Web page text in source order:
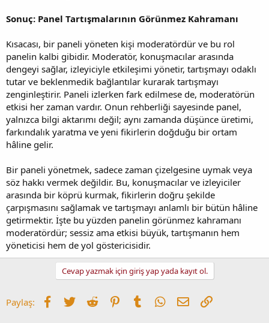
Sonuç: Panel Tartışmalarının Görünmez Kahramanı
Kısacası, bir paneli yöneten kişi moderatördür ve bu rol
panelin kalbi gibidir. Moderatör, konuşmacılar arasında
dengeyi sağlar, izleyiciyle etkileşimi yönetir, tartışmayı odaklı
tutar ve beklenmedik bağlantılar kurarak tartışmayı
zenginleştirir. Paneli izlerken fark edilmese de, moderatörün
etkisi her zaman vardır. Onun rehberliği sayesinde panel,
yalnızca bilgi aktarımı değil; aynı zamanda düşünce üretimi,
farkındalık yaratma ve yeni fikirlerin doğduğu bir ortam
hâline gelir.
Bir paneli yönetmek, sadece zaman çizelgesine uymak veya
söz hakkı vermek değildir. Bu, konuşmacılar ve izleyiciler
arasında bir köprü kurmak, fikirlerin doğru şekilde
çarpışmasını sağlamak ve tartışmayı anlamlı bir bütün hâline
getirmektir. İşte bu yüzden panelin görünmez kahramanı
moderatördür; sessiz ama etkisi büyük, tartışmanın hem
yöneticisi hem de yol göstericisidir.
Cevap yazmak için giriş yap yada kayıt ol.
Paylaş: Facebook
TwitterReddit PinterestTumblrWhatsApp
E-postaLink